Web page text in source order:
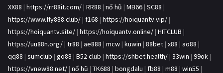
XX88 | https://rr88it.com/ | RR88 | nổ hũ | MB66 | SC88 |
https://www.fly888.club/ | f168 | https://hoiquantv.vip/ |
https://hoiquantv.site/ | https://hoiquantv.online/ | HITCLUB |
https://uu88n.org/ | tr88 | ae888 | mcw | kuwin | 88bet | x88 | ao88 |
qq88 | sumclub | go88 | B52 club | https://shbet.health/ | 33win | 99ok |
https://vnew88.net/ | nổ hũ | TK688 | bongdalu | fb88 | m88 | win55 |